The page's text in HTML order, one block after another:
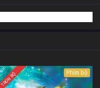
TRỌN BỘ Phim bộ